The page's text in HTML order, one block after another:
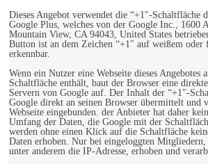
Dieses Angebot verwendet die “+1″-Schaltfläche
Google Plus, welches von der Google Inc., 1600
Mountain View, CA 94043, United States
Button ist an dem Zeichen “+1″ auf weißem oder
erkennbar.
Wenn ein Nutzer eine Webseite dieses Angebotes
Schaltfläche enthält, baut der Browser eine
Servern von Google auf. Der Inhalt der “+1″-
Google direkt an seinen Browser übermittelt und
Webseite eingebunden. der Anbieter hat daher
Umfang der Daten, die Google mit der
werden ohne einen Klick auf die Schaltfläche
Daten erhoben. Nur bei eingeloggten Mitgliedern,
unter anderem die IP-Adresse, erhoben und